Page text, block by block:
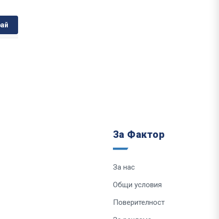
За Фактор
За нас
Общи условия
Поверителност